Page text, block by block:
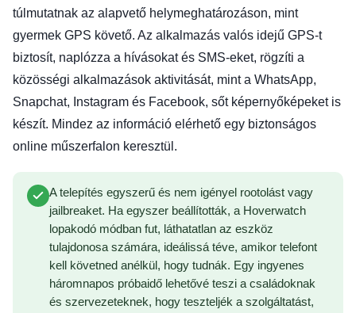
túlmutatnak az alapvető helymeghatározáson, mint
gyermek GPS követő. Az alkalmazás valós idejű GPS-t
biztosít, naplózza a hívásokat és SMS-eket, rögzíti a
közösségi alkalmazások aktivitását, mint a WhatsApp,
Snapchat, Instagram és Facebook, sőt képernyőképeket is
készít. Mindez az információ elérhető egy biztonságos
online műszerfalon keresztül.
A telepítés egyszerű és nem igényel rootolást vagy
jailbreaket. Ha egyszer beállították, a Hoverwatch
lopakodó módban fut, láthatatlan az eszköz
tulajdonosa számára, ideálissá téve, amikor telefont
kell követned anélkül, hogy tudnák. Egy ingyenes
háromnapos próbaidő lehetővé teszi a családoknak
és szervezeteknek, hogy teszteljék a szolgáltatást,